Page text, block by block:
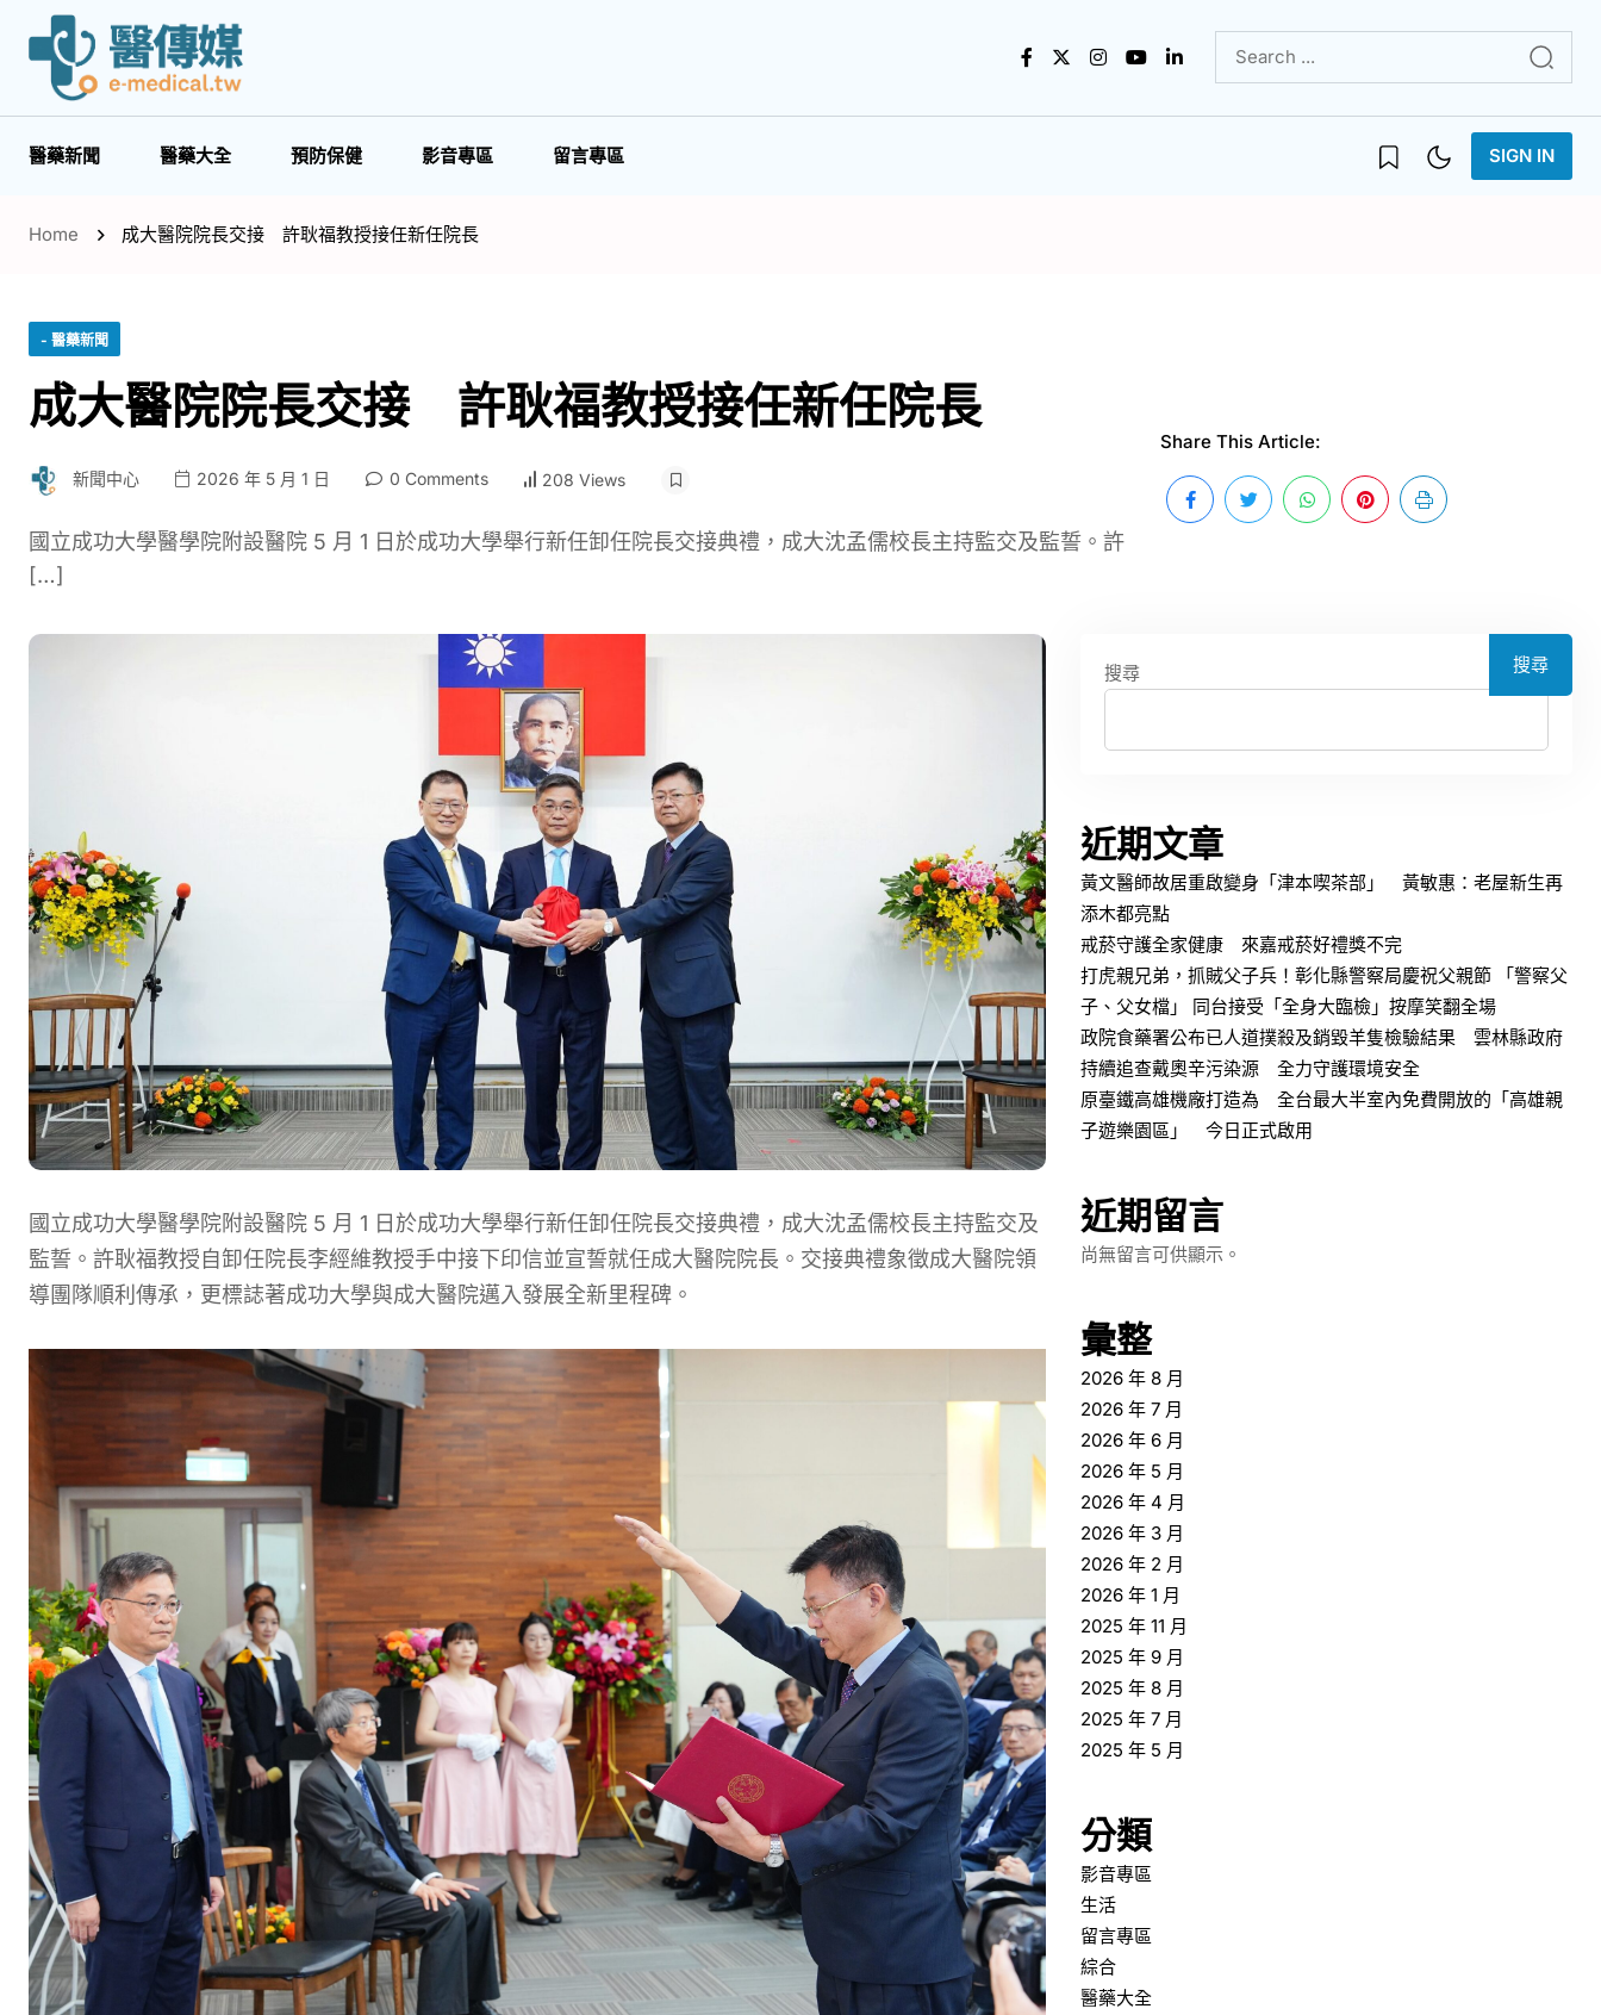
醫藥新聞 醫藥大全 預防保健 影音專區 留言專區 SIGN IN
Home 成大醫院院長交接 許耿福教授接任新任院長
- 醫藥新聞
成大醫院院長交接 許耿福教授接任新任院長
新聞中心 2026 年 5 月 1 日 0 Comments 208 Views
國立成功大學醫學院附設醫院 5 月 1 日於成功大學舉行新任卸任院長交接典禮，成大沈孟儒校長主持監交及監誓。許
[…]
Share This Article:
國立成功大學醫學院附設醫院 5 月 1 日於成功大學舉行新任卸任院長交接典禮，成大沈孟儒校長主持監交及
監誓。許耿福教授自卸任院長李經維教授手中接下印信並宣誓就任成大醫院院長。交接典禮象徵成大醫院領
導團隊順利傳承，更標誌著成功大學與成大醫院邁入發展全新里程碑。
搜尋 搜尋
近期文章
黃文醫師故居重啟變身「津本喫茶部」 黃敏惠：老屋新生再
添木都亮點
戒菸守護全家健康 來嘉戒菸好禮獎不完
打虎親兄弟，抓賊父子兵！彰化縣警察局慶祝父親節 「警察父
子、父女檔」 同台接受「全身大臨檢」按摩笑翻全場
政院食藥署公布已人道撲殺及銷毀羊隻檢驗結果 雲林縣政府
持續追查戴奧辛污染源 全力守護環境安全
原臺鐵高雄機廠打造為 全台最大半室內免費開放的「高雄親
子遊樂園區」 今日正式啟用
近期留言
尚無留言可供顯示。
彙整
2026 年 8 月
2026 年 7 月
2026 年 6 月
2026 年 5 月
2026 年 4 月
2026 年 3 月
2026 年 2 月
2026 年 1 月
2025 年 11 月
2025 年 9 月
2025 年 8 月
2025 年 7 月
2025 年 5 月
分類
影音專區
生活
留言專區
綜合
醫藥大全